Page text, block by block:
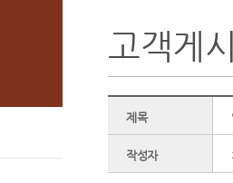
고객게
제목
작성자